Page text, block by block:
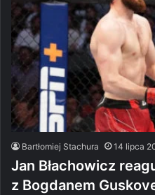
Bartłomiej Stachura 14 lipca
Jan Błachowicz
z Bogdanem